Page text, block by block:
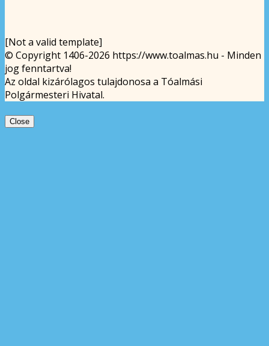
[Not a valid template]
© Copyright 1406-2026 https://www.toalmas.hu - Minden
jog fenntartva!
Az oldal kizárólagos tulajdonosa a Tóalmási
Polgármesteri Hivatal.
Close